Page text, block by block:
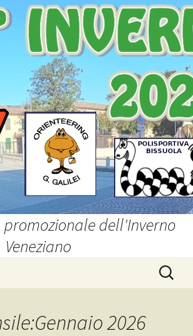
promozionale dell'Inverno
Veneziano
Ricerca
per:
2026